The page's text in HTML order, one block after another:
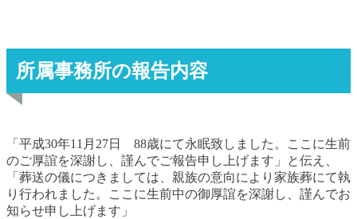
所属事務所の報告内容
「平成30年11月27日 88歳にて永眠致しました。ここに生前
のご厚誼を深謝し、謹んでご報告申し上げます」と伝え、
「葬送の儀につきましては、親族の意向により家族葬にて執
り行われました。ここに生前中の御厚誼を深謝し、謹んでお
知らせ申し上げます」